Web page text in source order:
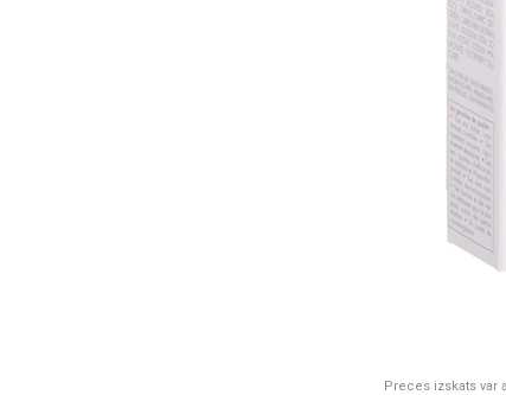
Preces izskats var